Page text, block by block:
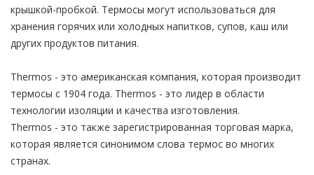
крышкой-пробкой. Термосы могут использоваться для
хранения горячих или холодных напитков, супов, каш или
других продуктов питания.
Thermos - это американская компания, которая производит
термосы с 1904 года. Thermos - это лидер в области
технологии изоляции и качества изготовления.
Thermos - это также зарегистрированная торговая марка,
которая является синонимом слова термос во многих
странах.